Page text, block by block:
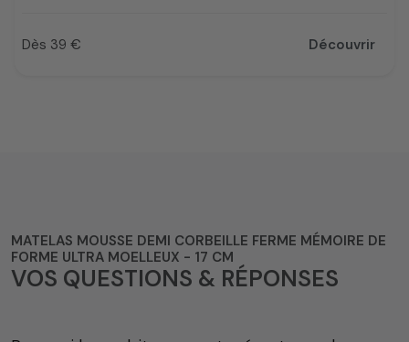
Prix
Dès 39 € Découvrir
MATELAS MOUSSE DEMI CORBEILLE FERME MÉMOIRE DE
FORME ULTRA MOELLEUX - 17 CM
VOS QUESTIONS & RÉPONSES